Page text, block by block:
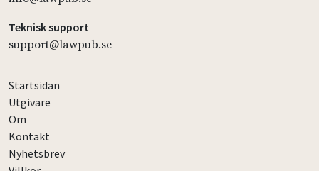
Teknisk support
support@lawpub.se
Startsidan
Utgivare
Om
Kontakt
Nyhetsbrev